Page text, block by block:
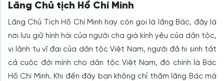
Lăng Chủ tịch Hồ Chí Minh
Lăng Chủ Tịch Hồ Chí Minh hay còn gọi là lăng Bác, đây là
nơi lưu giữ hình hài của người cha già kính yêu của dân tộc,
vị lãnh tụ vĩ đại của dân tộc Việt Nam, người đã hi sinh tất
cả cuộc đời mình cho dân tộc Việt Nam, đó chính là Bác
Hồ Chí Minh. Khi đến đây bạn không chỉ thăm lăng Bác mà